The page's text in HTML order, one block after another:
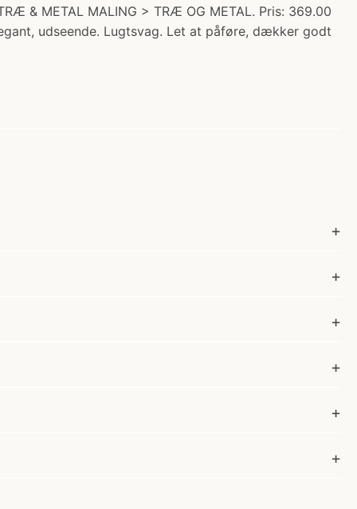
& METAL MALING > TRÆ OG METAL. Pris: 369.00
udseende. Lugtsvag. Let at påføre, dækker godt